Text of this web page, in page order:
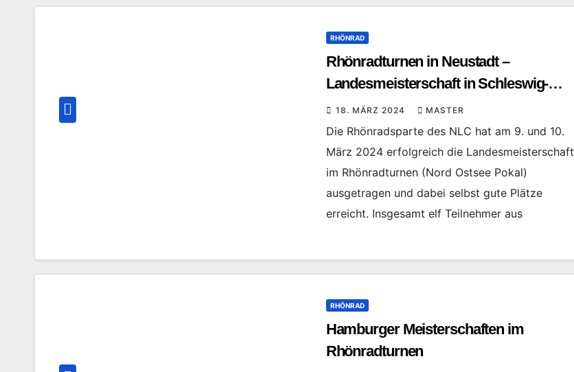
RHÖNRAD
Rhönradturnen in Neustadt –
Landesmeisterschaft in Schleswig-
Holstein
18. MÄRZ 2024 MASTER
Die Rhönradsparte des NLC hat am 9. und 10.
März 2024 erfolgreich die Landesmeisterschaft
im Rhönradturnen (Nord Ostsee Pokal)
ausgetragen und dabei selbst gute Plätze
erreicht. Insgesamt elf Teilnehmer aus
RHÖNRAD
Hamburger Meisterschaften im
Rhönradturnen